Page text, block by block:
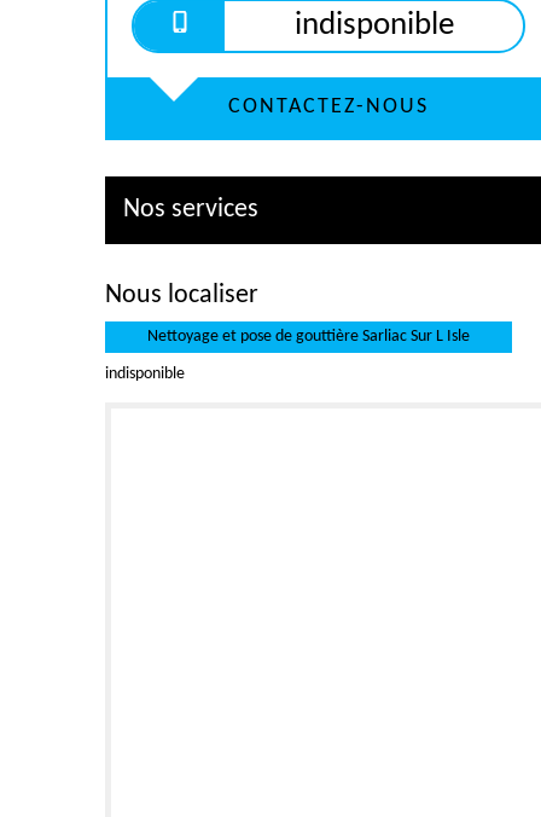
indisponible
CONTACTEZ-NOUS
Nos services
Nous localiser
Nettoyage et pose de gouttière Sarliac Sur L Isle
indisponible